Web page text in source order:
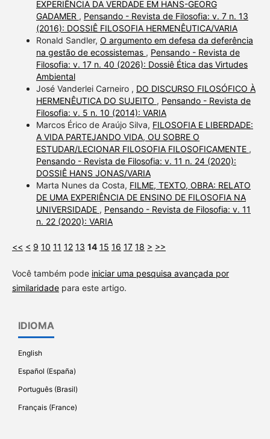
EXPERIÊNCIA DA VERDADE EM HANS-GEORG
GADAMER , Pensando - Revista de Filosofia: v. 7 n. 13
(2016): DOSSIÊ FILOSOFIA HERMENÊUTICA/VARIA
Ronald Sandler, O argumento em defesa da deferência
na gestão de ecossistemas , Pensando - Revista de
Filosofia: v. 17 n. 40 (2026): Dossiê Ética das Virtudes
Ambiental
José Vanderlei Carneiro , DO DISCURSO FILOSÓFICO À
HERMENÊUTICA DO SUJEITO , Pensando - Revista de
Filosofia: v. 5 n. 10 (2014): VARIA
Marcos Érico de Araújo Silva, FILOSOFIA E LIBERDADE:
A VIDA PARTEJANDO VIDA, OU SOBRE O
ESTUDAR/LECIONAR FILOSOFIA FILOSOFICAMENTE ,
Pensando - Revista de Filosofia: v. 11 n. 24 (2020):
DOSSIÊ HANS JONAS/VARIA
Marta Nunes da Costa, FILME, TEXTO, OBRA: RELATO
DE UMA EXPERIÊNCIA DE ENSINO DE FILOSOFIA NA
UNIVERSIDADE , Pensando - Revista de Filosofia: v. 11
n. 22 (2020): VARIA
<< < 9 10 11 12 13 14 15 16 17 18 > >>
Você também pode iniciar uma pesquisa avançada por
similaridadepara este artigo.
IDIOMA
English
Español (España)
Português (Brasil)
Français (France)